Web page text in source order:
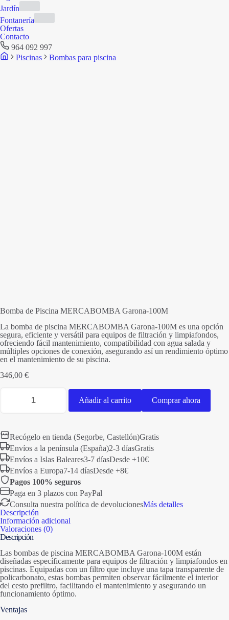
Jardín
Fontanería
Ofertas
Contacto
964 092 997
Piscinas
Bombas para piscina
Bomba de Piscina MERCABOMBA Garona-100M
La bomba de piscina MERCABOMBA Garona-100M es una opción
segura, eficiente y versátil para equipos de filtración y limpiafondos,
ofreciendo fácil mantenimiento, compatibilidad con agua salada y
múltiples opciones de conexión, asegurando así un rendimiento óptimo
en el mantenimiento de su piscina.
346,00 €
100M
cantidad
Añadir al carrito Comprar ahora
Recógelo en tienda (Segorbe, Castellón)Gratis
Envíos a la península (España)2-3 díasGratis
Envíos a Islas Baleares3-7 díasDesde +10€
Envíos a Europa7-14 díasDesde +8€
Pagos 100% seguros
Paga en 3 plazos con PayPal
Consulta nuestra política de devolucionesMás detalles
Descripción
Información adicional
Valoraciones (0)
Descripción
Las bombas de piscina MERCABOMBA Garona-100M están
diseñadas específicamente para equipos de filtración y limpiafondos en
piscinas. Equipadas con un filtro que incluye una tapa transparente de
policarbonato, estas bombas permiten observar fácilmente el interior
del cesto prefiltro, facilitando el mantenimiento y asegurando un
funcionamiento óptimo.
Ventajas